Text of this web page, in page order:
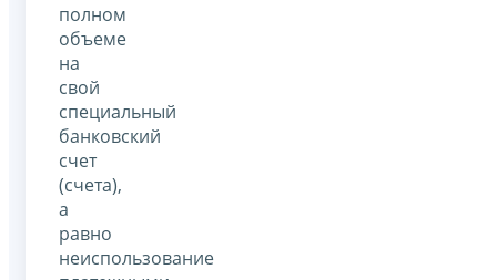
полном
объеме
на
свой
специальный
банковский
счет
(счета),
а
равно
неиспользование